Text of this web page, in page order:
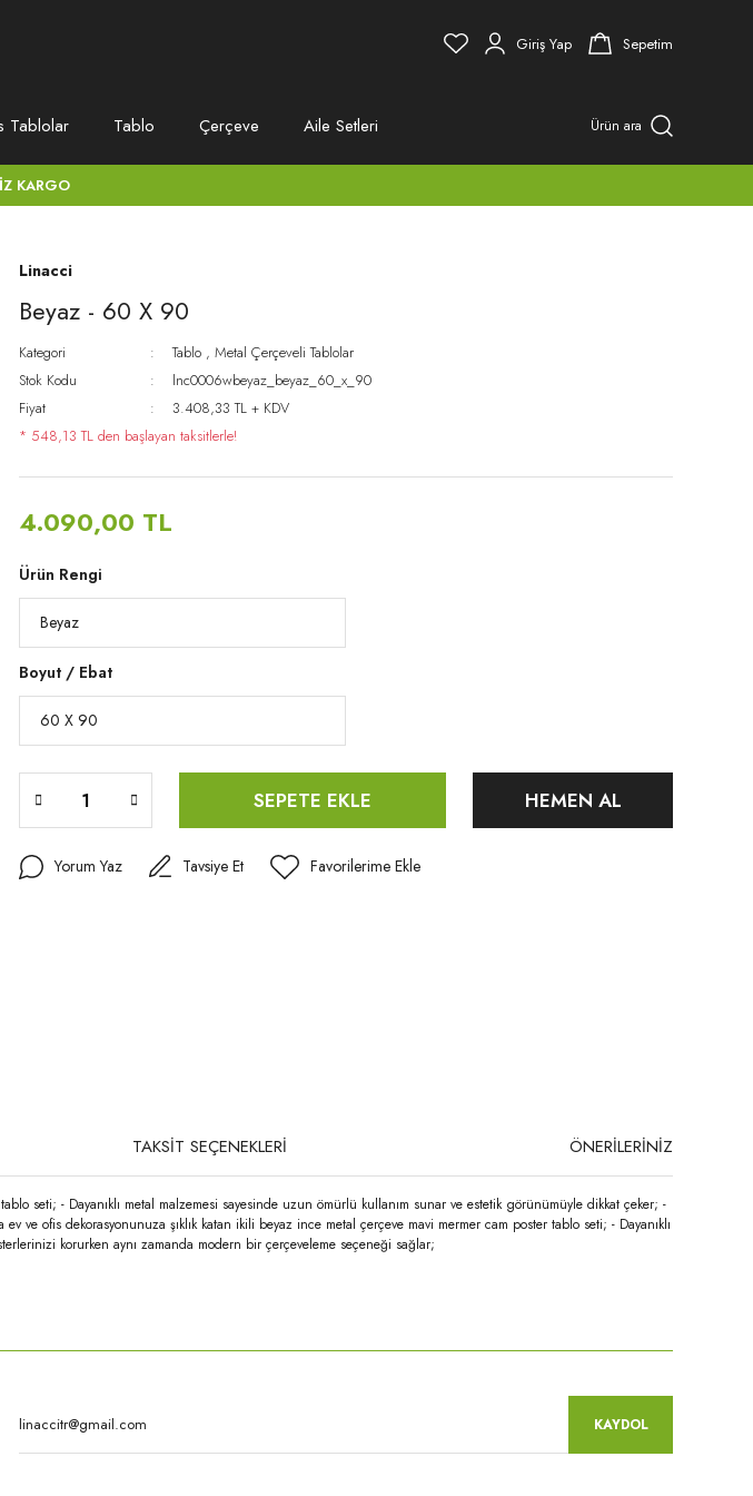
Giriş Yap Sepetim
Tablolar Tablo Çerçeve Aile Setleri Ürün ara
KARGO
Linacci
Beyaz - 60 X 90
Kategori Tablo , Metal Çerçeveli Tablolar
Stok Kodu
lnc0006wbeyaz_beyaz_60_x_90
Fiyat
3.408,33 TL + KDV
* 548,13 TL den başlayan taksitlerle!
4.090,00 TL
Ürün Rengi
Boyut / Ebat
SEPETE EKLE HEMEN AL
Yorum Yaz Tavsiye Et
TAKSİT SEÇENEKLERİ ÖNERİLERİNİZ
seti; - Dayanıklı metal malzemesi sayesinde uzun ömürlü kullanım sunar ve estetik görünümüyle dikkat çeker; -
ve ofis dekorasyonunuza şıklık katan ikili beyaz ince metal çerçeve mavi mermer cam poster tablo seti; - Dayanıklı
korurken aynı zamanda modern bir çerçeveleme seçeneği sağlar;
KAYDOL